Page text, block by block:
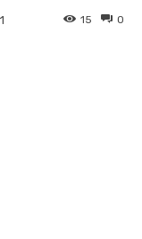
0
15